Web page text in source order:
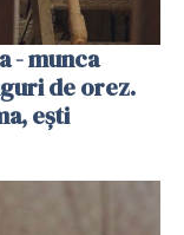
- munca
de orez.
ești